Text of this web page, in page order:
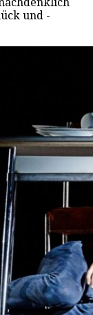
und -